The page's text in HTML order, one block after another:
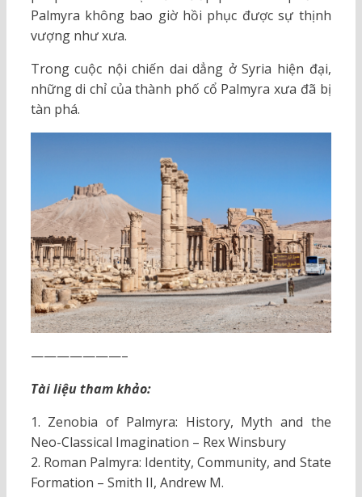
Palmyra không bao giờ hồi phục được sự thịnh
vượng như xưa.
Trong cuộc nội chiến dai dẳng ở Syria hiện đại,
những di chỉ của thành phố cổ Palmyra xưa đã bị
tàn phá.
———————–
Tài liệu tham khảo:
1. Zenobia of Palmyra: History, Myth and the
Neo-Classical Imagination – Rex Winsbury
2. Roman Palmyra: Identity, Community, and State
Formation – Smith II, Andrew M.